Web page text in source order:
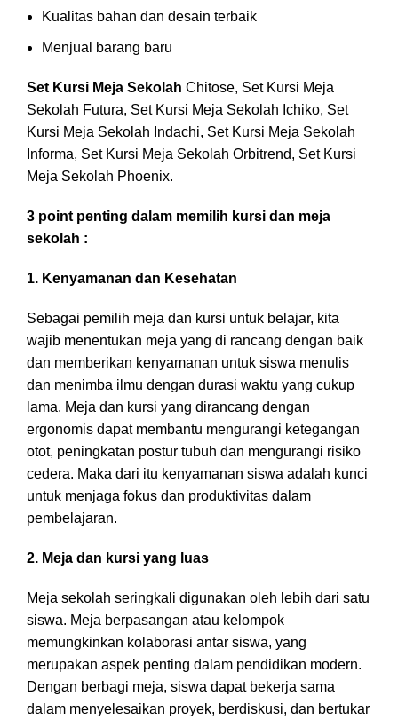
Kualitas bahan dan desain terbaik
Menjual barang baru
Set Kursi Meja Sekolah Chitose, Set Kursi Meja
Sekolah Futura, Set Kursi Meja Sekolah Ichiko, Set
Kursi Meja Sekolah Indachi, Set Kursi Meja Sekolah
Informa, Set Kursi Meja Sekolah Orbitrend, Set Kursi
Meja Sekolah Phoenix.
3 point penting dalam memilih kursi dan meja
sekolah :
1. Kenyamanan dan Kesehatan
Sebagai pemilih meja dan kursi untuk belajar, kita
wajib menentukan meja yang di rancang dengan baik
dan memberikan kenyamanan untuk siswa menulis
dan menimba ilmu dengan durasi waktu yang cukup
lama. Meja dan kursi yang dirancang dengan
ergonomis dapat membantu mengurangi ketegangan
otot, peningkatan postur tubuh dan mengurangi risiko
cedera. Maka dari itu kenyamanan siswa adalah kunci
untuk menjaga fokus dan produktivitas dalam
pembelajaran.
2. Meja dan kursi yang luas
Meja sekolah seringkali digunakan oleh lebih dari satu
siswa. Meja berpasangan atau kelompok
memungkinkan kolaborasi antar siswa, yang
merupakan aspek penting dalam pendidikan modern.
Dengan berbagi meja, siswa dapat bekerja sama
dalam menyelesaikan proyek, berdiskusi, dan bertukar